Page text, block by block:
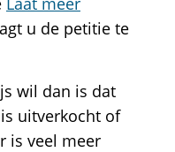
u de petitie te
wil dan is dat
uitverkocht of
is veel meer